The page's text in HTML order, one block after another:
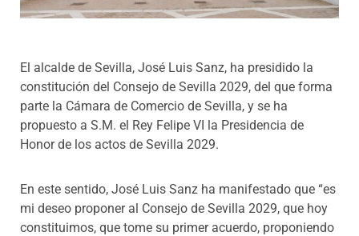
El alcalde de Sevilla, José Luis Sanz, ha presidido la
constitución del Consejo de Sevilla 2029, del que forma
parte la Cámara de Comercio de Sevilla, y se ha
propuesto a S.M. el Rey Felipe VI la Presidencia de
Honor de los actos de Sevilla 2029.
En este sentido, José Luis Sanz ha manifestado que “es
mi deseo proponer al Consejo de Sevilla 2029, que hoy
constituimos, que tome su primer acuerdo, proponiendo